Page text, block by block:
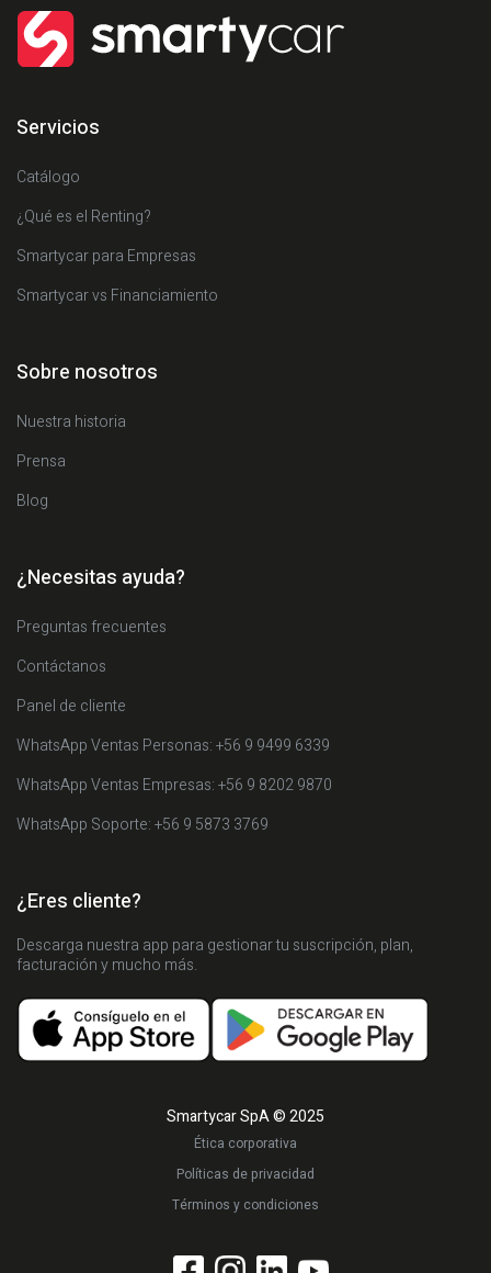
Servicios
Catálogo
¿Qué es el Renting?
Smartycar para Empresas
Smartycar vs Financiamiento
Sobre nosotros
Nuestra historia
Prensa
Blog
¿Necesitas ayuda?
Preguntas frecuentes
Contáctanos
Panel de cliente
WhatsApp Ventas Personas: +56 9 9499 6339
WhatsApp Ventas Empresas: +56 9 8202 9870
WhatsApp Soporte: +56 9 5873 3769
¿Eres cliente?
Descarga nuestra app para gestionar tu suscripción, plan,
facturación y mucho más.
Smartycar SpA © 2025
Ética corporativa
Políticas de privacidad
Términos y condiciones